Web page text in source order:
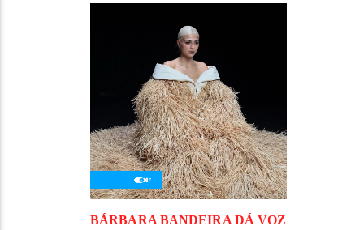
BÁRBARA BANDEIRA DÁ VOZ